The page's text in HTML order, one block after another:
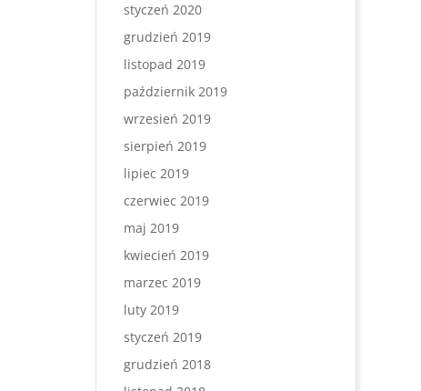
styczeń 2020
grudzień 2019
listopad 2019
październik 2019
wrzesień 2019
sierpień 2019
lipiec 2019
czerwiec 2019
maj 2019
kwiecień 2019
marzec 2019
luty 2019
styczeń 2019
grudzień 2018